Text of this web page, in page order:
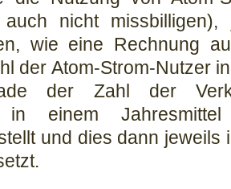
auch nicht
wie eine Rechnung
der Atom-Strom-Nutzer
der Zahl der
in einem
und dies dann jeweils